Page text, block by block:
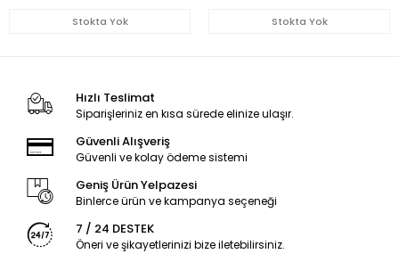
Stokta Yok Stokta Yok
Hızlı Teslimat
Siparişleriniz en kısa sürede elinize ulaşır.
Güvenli Alışveriş
Güvenli ve kolay ödeme sistemi
Geniş Ürün Yelpazesi
Binlerce ürün ve kampanya seçeneği
7 / 24 DESTEK
Öneri ve şikayetlerinizi bize iletebilirsiniz.